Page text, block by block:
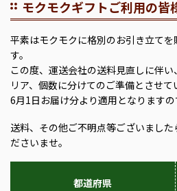
モクモクギフトご利用の皆
平素はモクモクに格別のお引き立て
す。
この度、運送会社の送料見直しに伴
リア、個数に分けてのご準備とさせて
6月1日お届け分より適用となりますの
送料、その他ご不明点等ございまし
ださいませ。
都道府県